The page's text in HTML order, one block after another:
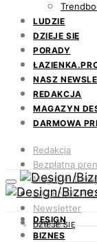
LUDZIE
DZIEJE SIĘ
PORADY
NASZ
REDAKCJA
MAGAZYN
DARMOWA
Redakcja
Bezpłatna
Magazyn
ŁAZIENKA.PRO
Newsletter
Kontakt
DESIGN
BIZNES
DZIEJE SIĘ